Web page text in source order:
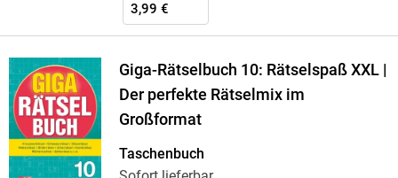
3,99 €
Giga-Rätselbuch 10: Rätselspaß XXL |
Der perfekte Rätselmix im
Großformat
Taschenbuch